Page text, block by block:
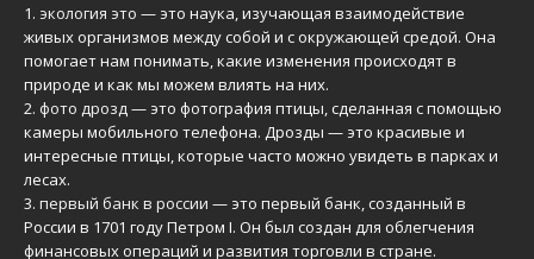
1. экология это — это наука, изучающая взаимодействие
живых организмов между собой и с окружающей средой. Она
помогает нам понимать, какие изменения происходят в
природе и как мы можем влиять на них.
2. фото дрозд— это фотография птицы, сделанная с помощью
камеры мобильного телефона. Дрозды — это красивые и
интересные птицы, которые часто можно увидеть в парках и
лесах.
3. первый банк в россии — это первый банк, созданный в
России в 1701 году Петром I. Он был создан для облегчения
финансовых операций и развития торговли в стране.